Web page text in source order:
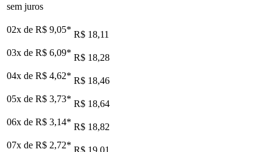
sem juros
02x de R$ 9,05* R$ 18,11
03x de R$ 6,09* R$ 18,28
04x de R$ 4,62* R$ 18,46
05x de R$ 3,73* R$ 18,64
06x de R$ 3,14* R$ 18,82
07x de R$ 2,72* R$ 19,01